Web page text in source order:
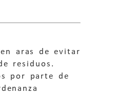
aras de evitar
residuos.
por parte de